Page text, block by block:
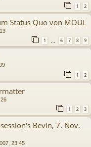
1 2
Status Quo von MOUL
1 … 6 7 8 9
1 2
1 2 3
Bevin, 7. Nov.
23:45